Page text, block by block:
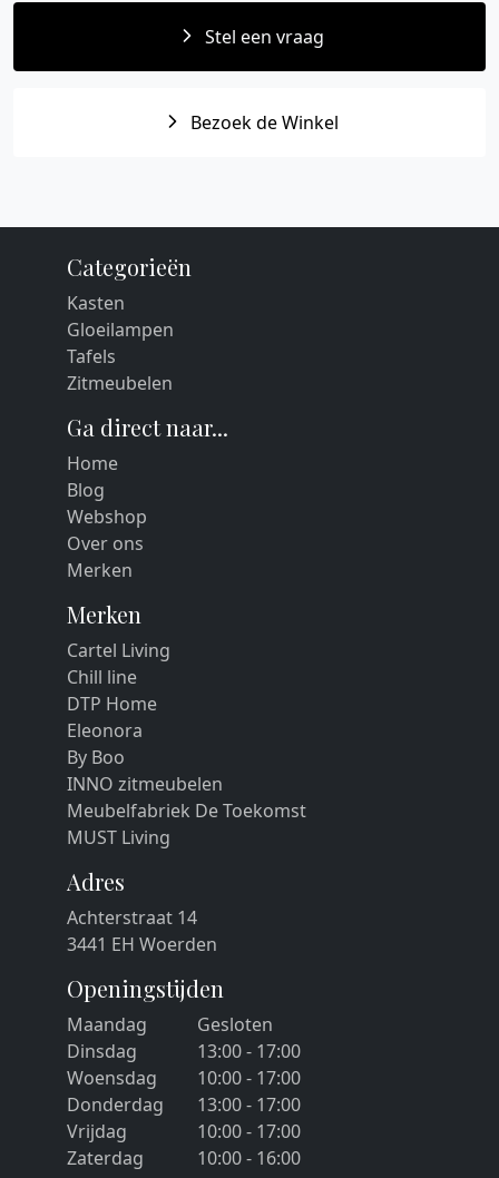
Stel een vraag
Bezoek de Winkel
Categorieën
Kasten
Gloeilampen
Tafels
Zitmeubelen
Ga direct naar...
Home
Blog
Webshop
Over ons
Merken
Merken
Cartel Living
Chill line
DTP Home
Eleonora
By Boo
INNO zitmeubelen
Meubelfabriek De Toekomst
MUST Living
Adres
Achterstraat 14
3441 EH Woerden
Openingstijden
Maandag
Gesloten
Dinsdag
13:00 - 17:00
Woensdag
10:00 - 17:00
Donderdag
13:00 - 17:00
Vrijdag
10:00 - 17:00
Zaterdag
10:00 - 16:00